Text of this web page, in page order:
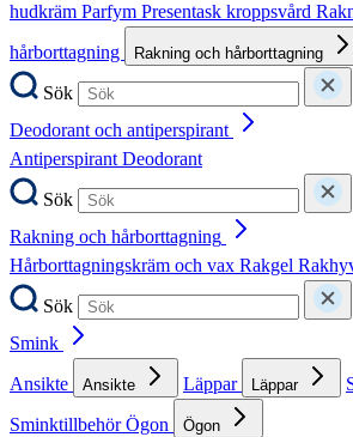
hudkräm Parfym Presentask kroppsvård
hårborttagning
Rakning och hårborttagning
Sök
Deodorant och antiperspirant
AntiperspirantDeodorant
Sök
Rakning och hårborttagning
Hårborttagningskräm och vax Rakgel
Sök
Smink
Ansikte
Ansikte Läppar Läppar
SminktillbehörÖgon Ögon